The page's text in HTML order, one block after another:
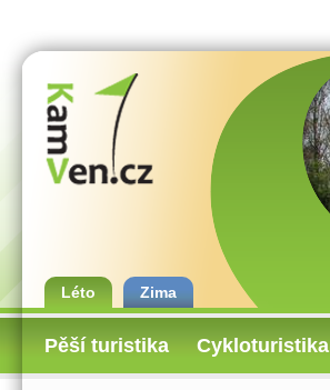
Léto Zima
Pěší turistika Cykloturistika